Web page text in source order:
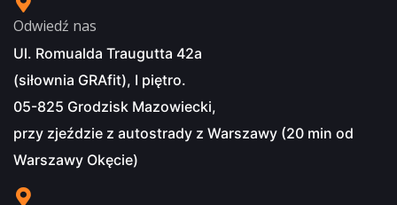
Odwiedź nas
Ul. Romualda Traugutta 42a
(siłownia GRAfit), I piętro.
05-825 Grodzisk Mazowiecki,
przy zjeździe z autostrady z Warszawy (20 min od
Warszawy Okęcie)